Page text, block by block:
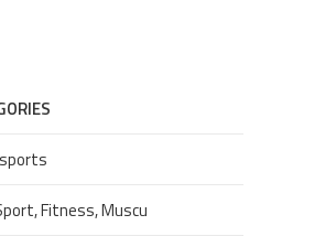
Fitness, Muscu